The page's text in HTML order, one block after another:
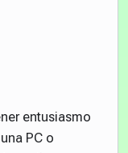
entusiasmo
PC o